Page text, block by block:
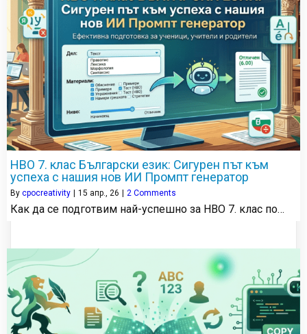
НВО 7. клас Български език: Сигурен път към
успеха с нашия нов ИИ Промпт генератор
By cpocreativity 15 апр., 26 2 Comments
Как да се подготвим най-успешно за НВО 7. клас по…